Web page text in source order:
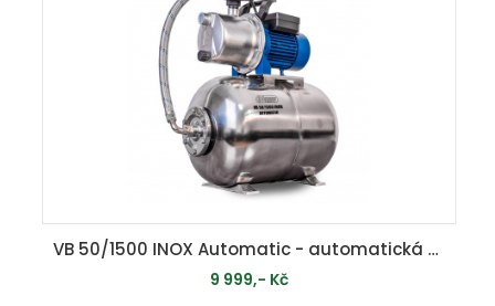
VB 50/1500 INOX Automatic - automatická domácí vodárna
9 999,- Kč